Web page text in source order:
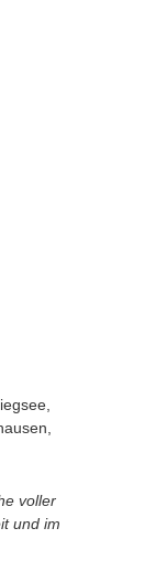
voller
und im